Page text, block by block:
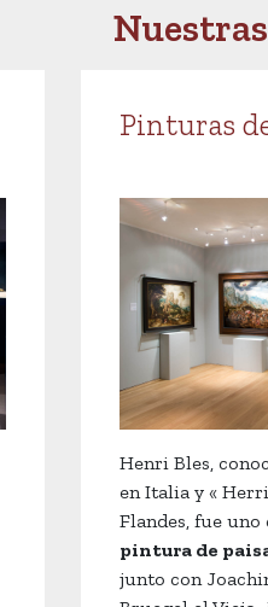
Pinturas
Henri Bles,
en Italia y «
Flandes, fue uno
pintura de
junto con